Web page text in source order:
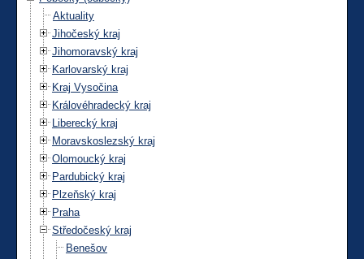
Aktuality
Jihočeský kraj
Jihomoravský kraj
Karlovarský kraj
Kraj Vysočina
Královéhradecký kraj
Liberecký kraj
Moravskoslezský kraj
Olomoucký kraj
Pardubický kraj
Plzeňský kraj
Praha
Středočeský kraj
Benešov